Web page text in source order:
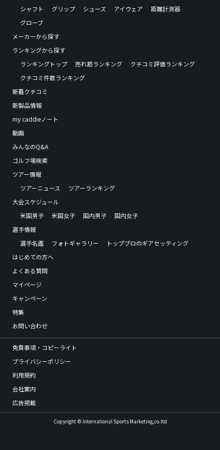
シャフト
グリップ シューズ アイウェア
距離計測器
グローブ
メーカーから探す
ランキングから探す
ランキングトップ
売れ筋ランキング
クチコミ評価ランキング
クチコミ件数ランキング
新着クチコミ
新製品情報
my caddieノート
動画
みんなのQ&A
ゴルフ場検索
ツアー情報
ツアーニュース
ツアーランキング
大会スケジュール
米国男子
米国女子 国内男子
国内女子
選手情報
選手名鑑
フォトギャラリー
トッププロのギアセッティング
はじめての方へ
よくある質問
マイページ
キャンペーン
特集
お問い合わせ
免責事項・コピーライト
プライバシーポリシー
利用規約
会社案内
広告掲載
Copyright © International Sports Marketing,co.ltd